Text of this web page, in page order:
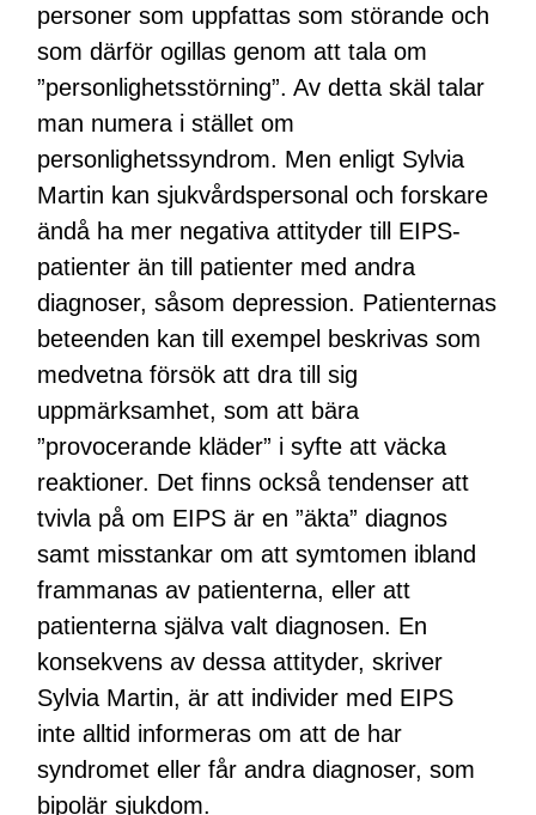
personer som uppfattas som störande och
som därför ogillas genom att tala om
”personlighetsstörning”. Av detta skäl talar
man numera i stället om
personlighetssyndrom. Men enligt Sylvia
Martin kan sjukvårdspersonal och forskare
ändå ha mer negativa attityder till EIPS-
patienter än till patienter med andra
diagnoser, såsom depression. Patienternas
beteenden kan till exempel beskrivas som
medvetna försök att dra till sig
uppmärksamhet, som att bära
”provocerande kläder” i syfte att väcka
reaktioner. Det finns också tendenser att
tvivla på om EIPS är en ”äkta” diagnos
samt misstankar om att symtomen ibland
frammanas av patienterna, eller att
patienterna själva valt diagnosen. En
konsekvens av dessa attityder, skriver
Sylvia Martin, är att individer med EIPS
inte alltid informeras om att de har
syndromet eller får andra diagnoser, som
bipolär sjukdom.